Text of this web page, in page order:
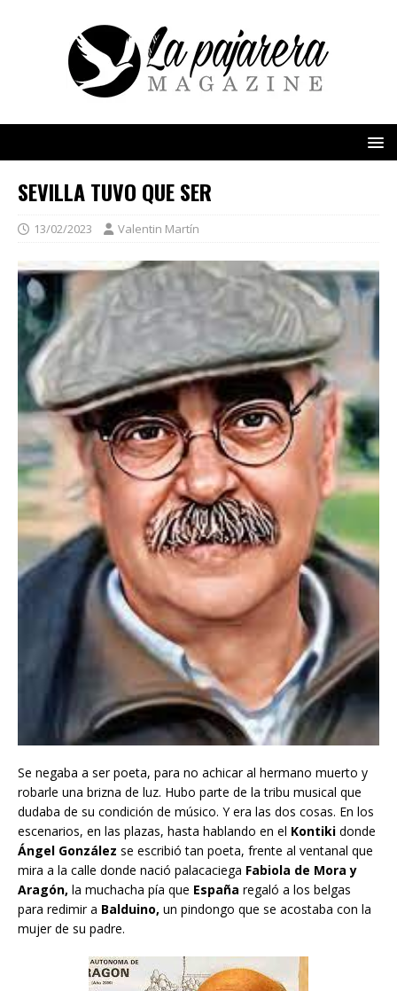
SEVILLA TUVO QUE SER
13/02/2023 Valentin Martín
Se negaba a ser poeta, para no achicar al hermano muerto y
robarle una brizna de luz. Hubo parte de la tribu musical que
dudaba de su condición de músico. Y era las dos cosas. En los
escenarios, en las plazas, hasta hablando en el Kontiki donde
Ángel González se escribió tan poeta, frente al ventanal que
mira a la calle donde nació palacaciega Fabiola de Mora y
Aragón, la muchacha pía que España regaló a los belgas
para redimir a Balduino, un pindongo que se acostaba con la
mujer de su padre.